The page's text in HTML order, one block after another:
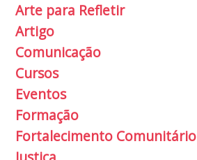
Arte para Refletir
Artigo
Comunicação
Cursos
Eventos
Formação
Fortalecimento Comunitário